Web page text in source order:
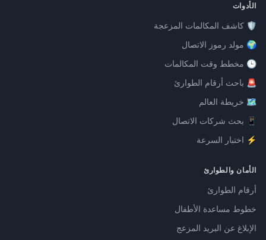
الأدوات
🛡️ كاشف المكالمات المزعجة
🌍 مولد رموز الاتصال
🕒 مخطط وقت المكالمات
🚨 باحث أرقام الطوارئ
🗺️ خريطة العالم
📱 بحث شركات الاتصال
⚡ اختبار السرعة
الأمان والطوارئ
أرقام الطوارئ
خطوط مساعدة الأطفال
الإبلاغ عن البريد المزعج